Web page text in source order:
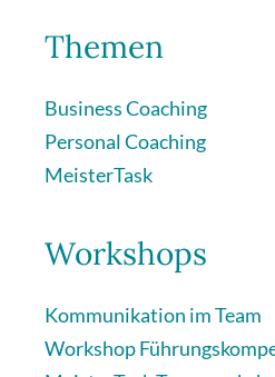
Themen
Business Coaching
Personal Coaching
MeisterTask
Workshops
Kommunikation im Team
Workshop